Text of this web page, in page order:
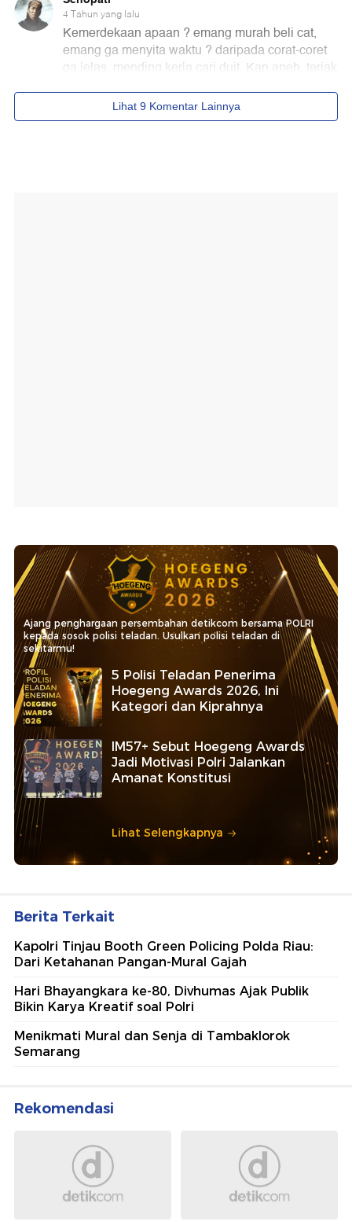
Ajang penghargaan persembahan detikcom bersama POLRI
kepada sosok polisi teladan. Usulkan polisi teladan di
sekitarmu!
5 Polisi Teladan Penerima
Hoegeng Awards 2026, Ini
Kategori dan Kiprahnya
IM57+ Sebut Hoegeng Awards
Jadi Motivasi Polri Jalankan
Amanat Konstitusi
Lihat Selengkapnya
Berita Terkait
Kapolri Tinjau Booth Green Policing Polda Riau:
Dari Ketahanan Pangan-Mural Gajah
Hari Bhayangkara ke-80, Divhumas Ajak Publik
Bikin Karya Kreatif soal Polri
Menikmati Mural dan Senja di Tambaklorok
Semarang
Rekomendasi